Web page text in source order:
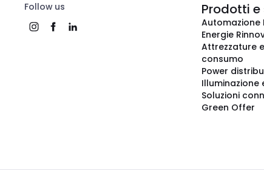
Follow us Prodotti e
Automazione
Energie
Attrezzature
consumo
Power
Illuminazione
Soluzioni
Green Offer